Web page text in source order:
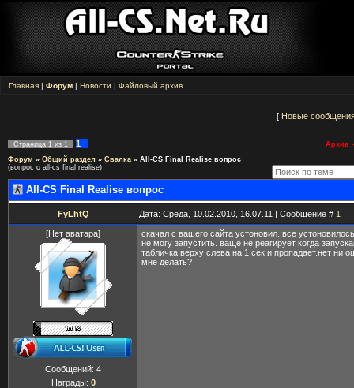
Главная | Форум | Новости | Файловый архив
[ Новые
Страница 1 из 1 1
Архив -
Форум » Общий раздел » Свалка » All-CS Final Realise вопрос
(вопрос о all-cs final realise)
All-CS Final Realise вопрос
FyLhtQ Дата: Среда, 10.02.2010, 16.07.11 | Сообщение # 1
[Нет аватара]
Сообщений: 4
Награды: 0
скачал с вашего сайта устоновил. все
не могу запустить. ваще не реагирует когда
табличка верху слева на 1 сек и пропадает.нет ни
мне делать?